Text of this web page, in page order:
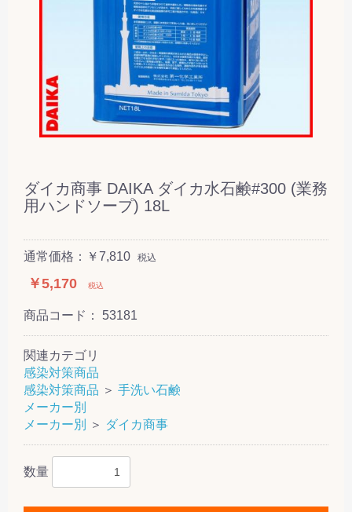
ダイカ商事 DAIKA ダイカ水石鹸#300 (業務
用ハンドソープ) 18L
通常価格：￥7,810 税込
￥5,170 税込
商品コード： 53181
関連カテゴリ
感染対策商品
感染対策商品 ＞ 手洗い石鹸
メーカー別
メーカー別
＞ ダイカ商事
数量